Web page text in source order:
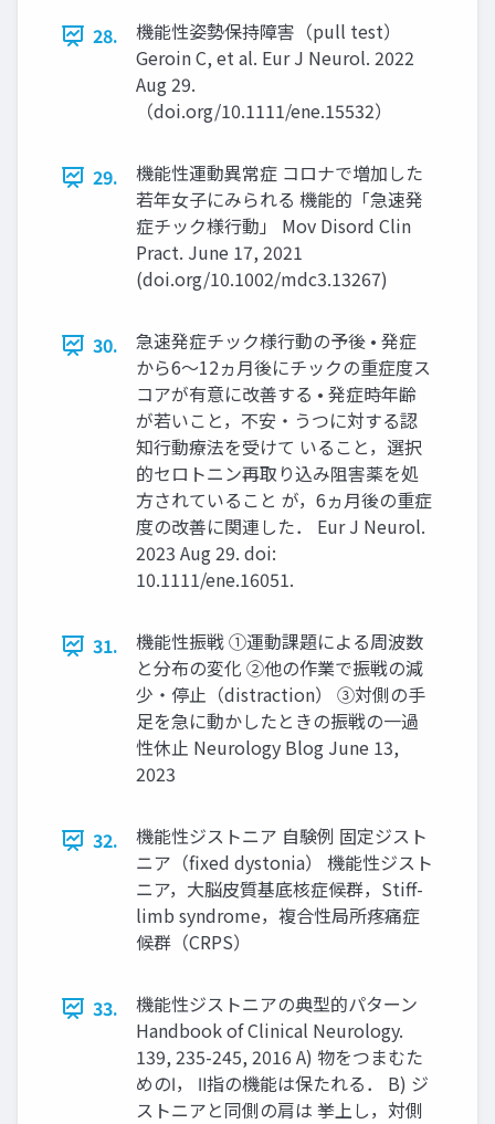
28.
機能性姿勢保持障害（pull test）
Geroin C, et al. Eur J Neurol. 2022
Aug 29.
（doi.org/10.1111/ene.15532）
29.
機能性運動異常症 コロナで増加した
若年女子にみられる 機能的「急速発
症チック様行動」 Mov Disord Clin
Pract. June 17, 2021
(doi.org/10.1002/mdc3.13267)
30.
急速発症チック様行動の予後 • 発症
から6～12ヵ月後にチックの重症度ス
コアが有意に改善する • 発症時年齢
が若いこと，不安・うつに対する認
知行動療法を受けて いること，選択
的セロトニン再取り込み阻害薬を処
方されていること が，6ヵ月後の重症
度の改善に関連した． Eur J Neurol.
2023 Aug 29. doi:
10.1111/ene.16051.
31.
機能性振戦 ①運動課題による周波数
と分布の変化 ②他の作業で振戦の減
少・停止（distraction） ③対側の手
足を急に動かしたときの振戦の一過
性休止 Neurology Blog June 13,
2023
32.
機能性ジストニア 自験例 固定ジスト
ニア（fixed dystonia） 機能性ジスト
ニア，大脳皮質基底核症候群，Stiff-
limb syndrome，複合性局所疼痛症
候群（CRPS）
33.
機能性ジストニアの典型的パターン
Handbook of Clinical Neurology.
139, 235-245, 2016 A) 物をつまむた
めのⅠ， Ⅱ指の機能は保たれる． B) ジ
ストニアと同側の肩は 挙上し，対側